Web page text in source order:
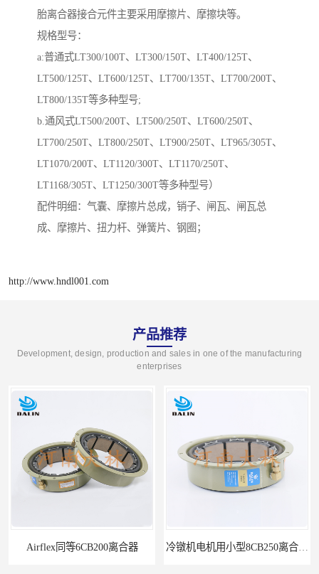
胎离合器接合元件主要采用摩擦片、摩擦块等。
规格型号：
a:普通式LT300/100T、LT300/150T、LT400/125T、
LT500/125T、LT600/125T、LT700/135T、LT700/200T、
LT800/135T等多种型号;
b.通风式LT500/200T、LT500/250T、LT600/250T、
LT700/250T、LT800/250T、LT900/250T、LT965/305T、
LT1070/200T、LT1120/300T、LT1170/250T、
LT1168/305T、LT1250/300T等多种型号）
配件明细：气囊、摩擦片总成，销子、闸瓦、闸瓦总
成、摩擦片、扭力杆、弹簧片、钢圈；
http://www.hndl001.com
产品推荐
Development, design, production and sales in one of the manufacturing
enterprises
Airflex同等6CB200离合器 冷镦机电机用小型8CB250离合器制动器刹车